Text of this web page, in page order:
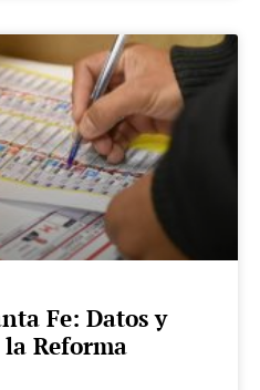
Fe: Datos y
Reforma